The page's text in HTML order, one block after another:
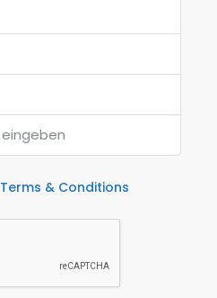
Terms & Conditions